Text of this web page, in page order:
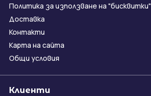
Политика за използване на "бисквитки"
Доставка
Контакти
Карта на сайта
Общи условия
Клиенти